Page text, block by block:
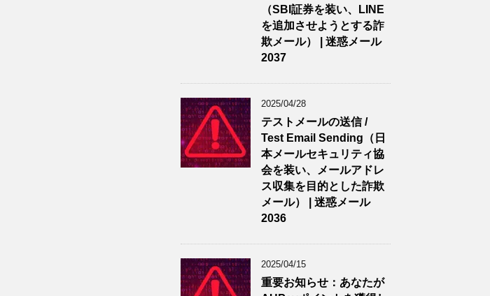
（SBI証券を装い、LINE
を追加させようとする詐
欺メール） | 迷惑メール
2037
2025/04/28
テストメールの送信 /
Test Email Sending（日
本メールセキュリティ協
会を装い、メールアドレ
ス収集を目的とした詐欺
メール） | 迷惑メール
2036
2025/04/15
重要お知らせ：あなたが